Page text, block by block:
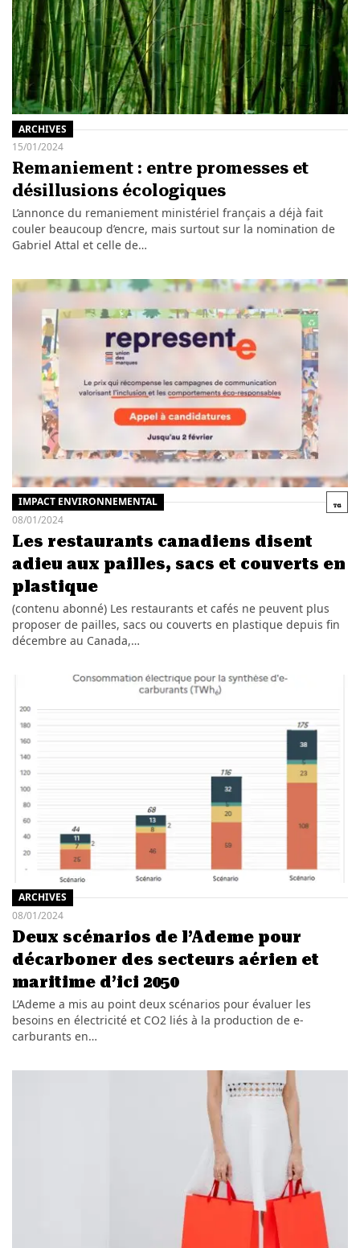
ARCHIVES
15/01/2024
Remaniement : entre promesses et
désillusions écologiques
L’annonce du remaniement ministériel français a déjà fait
couler beaucoup d’encre, mais surtout sur la nomination de
Gabriel Attal et celle de…
IMPACT ENVIRONNEMENTAL
08/01/2024
Les restaurants canadiens disent
adieu aux pailles, sacs et couverts en
plastique
(contenu abonné) Les restaurants et cafés ne peuvent plus
proposer de pailles, sacs ou couverts en plastique depuis fin
décembre au Canada,…
ARCHIVES
08/01/2024
Deux scénarios de l’Ademe pour
décarboner des secteurs aérien et
maritime d’ici 2050
L’Ademe a mis au point deux scénarios pour évaluer les
besoins en électricité et CO2 liés à la production de e-
carburants en…